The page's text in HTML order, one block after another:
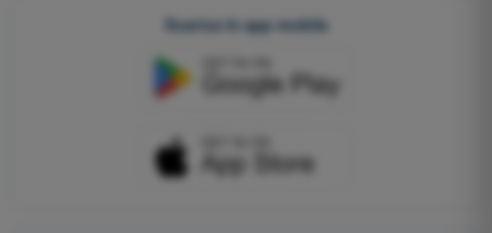
Scarica le app mobile